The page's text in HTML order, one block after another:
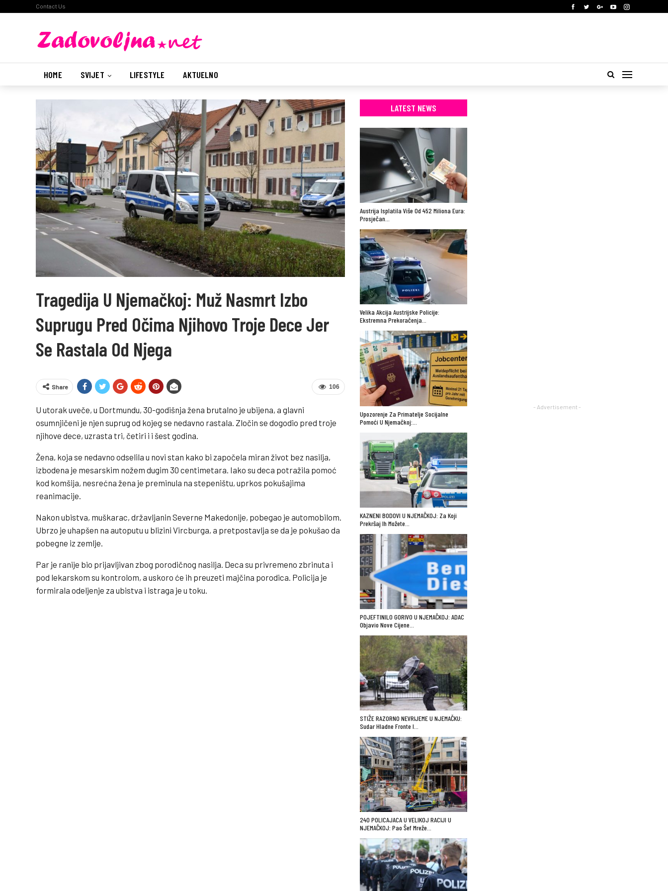
Contact Us
HOME SVIJET LIFESTYLE AKTUELNO
Tragedija U Njemačkoj: Muž Nasmrt Izbo
Suprugu Pred Očima Njihovo Troje Dece Jer
Se Rastala Od Njega
106
Share
U utorak uveče, u Dortmundu, 30-godišnja žena brutalno je ubijena, a glavni
osumnjičeni je njen suprug od kojeg se nedavno rastala. Zločin se dogodio pred troje
njihove dece, uzrasta tri, četiri i i šest godina.
Žena, koja se nedavno odselila u novi stan kako bi započela miran život bez nasilja,
izbodena je mesarskim nožem dugim 30 centimetara. Iako su deca potražila pomoć
kod komšija, nesrećna žena je preminula na stepeništu, uprkos pokušajima
reanimacije.
Nakon ubistva, muškarac, državljanin Severne Makedonije, pobegao je automobilom.
Ubrzo je uhapšen na autoputu u blizini Vircburga, a pretpostavlja se da je pokušao da
pobegne iz zemlje.
Par je ranije bio prijavljivan zbog porodičnog nasilja. Deca su privremeno zbrinuta i
pod lekarskom su kontrolom, a uskoro će ih preuzeti majčina porodica. Policija je
formirala odeljenje za ubistva i istraga je u toku.
- Advertisement -
LATEST NEWS
Austrija Isplatila Više Od 452 Miliona Eura:
Prosječan…
Velika Akcija Austrijske Policije:
Ekstremna Prekoračenja…
Upozorenje Za Primatelje Socijalne
Pomoći U Njemačkoj:…
KAZNENI BODOVI U NJEMAČKOJ: Za Koji
Prekršaj Ih Možete…
POJEFTINILO GORIVO U NJEMAČKOJ: ADAC
Objavio Nove Cijene…
STIŽE RAZORNO NEVRIJEME U NJEMAČKU:
Sudar Hladne Fronte I…
240 POLICAJACA U VELIKOJ RACIJI U
NJEMAČKOJ: Pao Šef Mreže…